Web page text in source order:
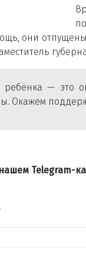
они
ребёнка — это
Окажем
Telegram-